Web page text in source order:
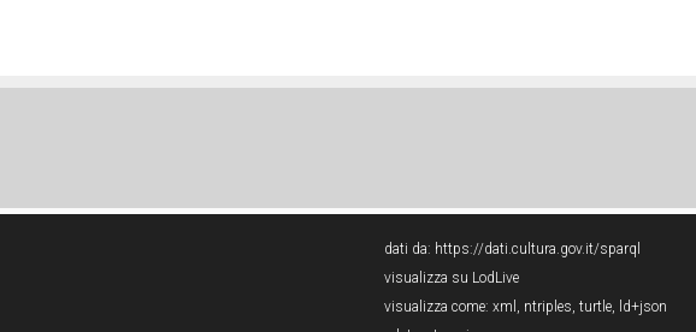
dati da: https://dati.cultura.gov.it/sparql
visualizza su LodLive
visualizza come: xml , ntriples, turtle, ld+json